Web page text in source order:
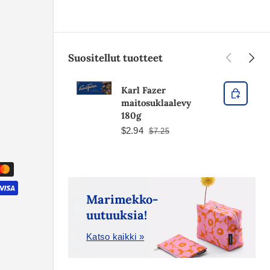
Suositellut tuotteet Edellinen
Karl Fazer
maitosuklaalevy
180g
$2.94 $7.25
Marimekko-
uutuuksia!
Katso kaikki »